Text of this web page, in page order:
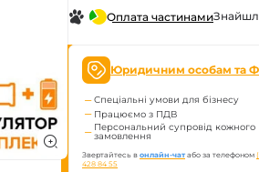
Оплата частинами
Юридичним особам та
Спеціальні умови для бізнесу
Працюємо з ПДВ
Персональний супровід кожного
замовлення
Звертайтесь вонлайн-чат або за телефоном
428 84 55